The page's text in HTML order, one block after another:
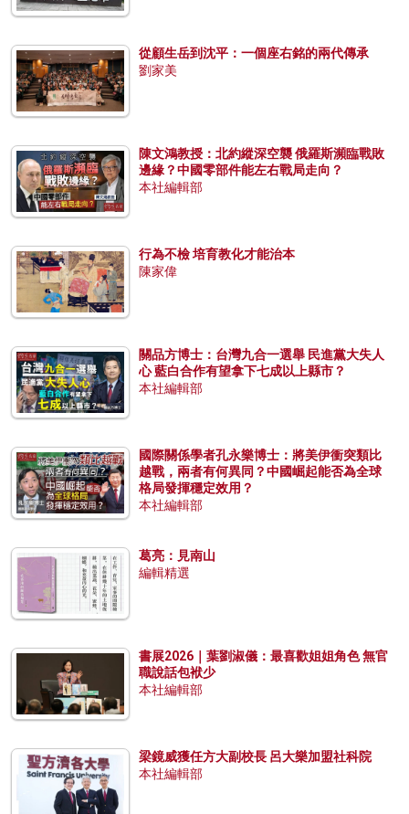
從顧生岳到沈平：一個座右銘的兩代傳承
劉家美
陳文鴻教授：北約縱深空襲 俄羅斯瀕臨戰敗
邊緣？中國零部件能左右戰局走向？
本社編輯部
行為不檢 培育教化才能治本
陳家偉
關品方博士：台灣九合一選舉 民進黨大失人
心 藍白合作有望拿下七成以上縣市？
本社編輯部
國際關係學者孔永樂博士：將美伊衝突類比
越戰，兩者有何異同？中國崛起能否為全球
格局發揮穩定效用？
本社編輯部
葛亮：見南山
編輯精選
書展2026｜葉劉淑儀：最喜歡姐姐角色 無官
職說話包袱少
本社編輯部
梁鏡威獲任方大副校長 呂大樂加盟社科院
本社編輯部